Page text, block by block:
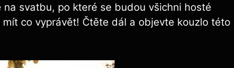
svatbu, po které se budou všichni hosté
co vyprávět! Čtěte dál a objevte kouzlo této